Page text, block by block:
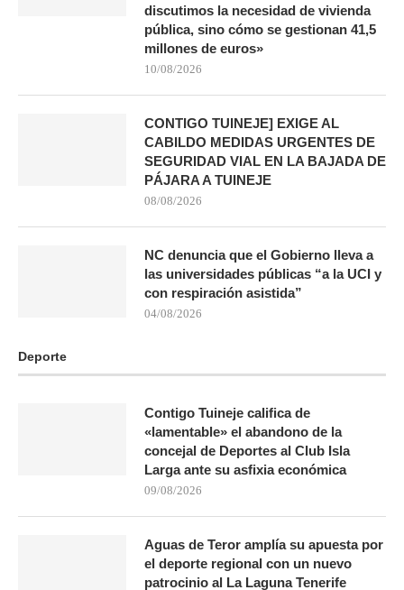
discutimos la necesidad de vivienda
pública, sino cómo se gestionan 41,5
millones de euros»
10/08/2026
CONTIGO TUINEJE] EXIGE AL
CABILDO MEDIDAS URGENTES DE
SEGURIDAD VIAL EN LA BAJADA DE
PÁJARA A TUINEJE
08/08/2026
NC denuncia que el Gobierno lleva a
las universidades públicas “a la UCI y
con respiración asistida”
04/08/2026
Deporte
Contigo Tuineje califica de
«lamentable» el abandono de la
concejal de Deportes al Club Isla
Larga ante su asfixia económica
09/08/2026
Aguas de Teror amplía su apuesta por
el deporte regional con un nuevo
patrocinio al La Laguna Tenerife